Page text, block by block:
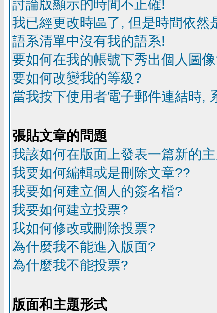
討論版顯示的時間不正確!
我已經更改時區了, 但是時間依然
語系清單中沒有我的語系!
要如何在我的帳號下秀出個人圖
要如何改變我的等級?
當我按下使用者電子郵件連結時,
張貼文章的問題
我該如何在版面上發表一篇新的
我要如何編輯或是刪除文章??
我要如何建立個人的簽名檔?
我要如何建立投票?
我如何修改或刪除投票?
為什麼我不能進入版面?
為什麼我不能投票?
版面和主題形式